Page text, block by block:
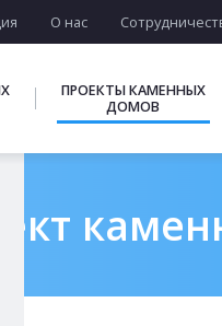
О нас
ПРОЕКТЫ КАМЕННЫХ
ДОМОВ